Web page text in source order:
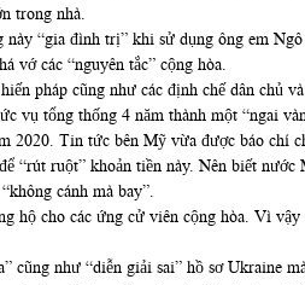
trong nhà.
“gia đình trị” khi sử dụng ông em
vớ các “nguyên tắc” cộng hòa.
pháp cũng như các định chế dân chủ
vụ tổng thống 4 năm thành một “ngai
2020. Tin tức bên Mỹ vừa được báo chí
“rút ruột” khoản tiền này. Nên biết
cánh mà bay”.
hộ cho các ứng cử viên cộng hòa. Vì
như “diễn giải sai” hồ sơ Ukraine